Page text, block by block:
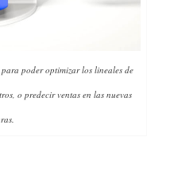
poder optimizar los lineales de
o predecir ventas en las nuevas